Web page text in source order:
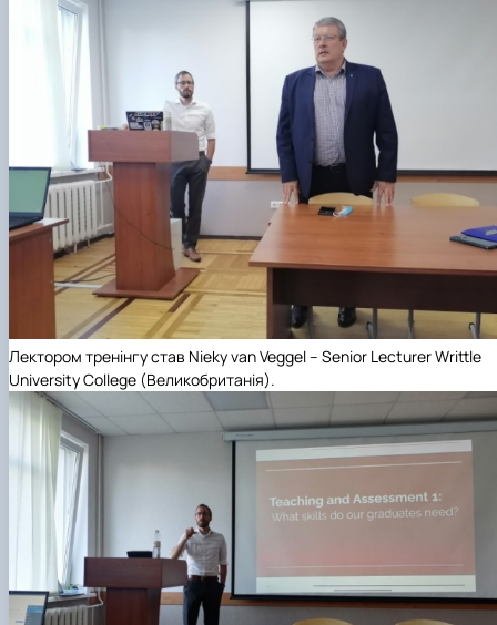
Лектором тренінгу став Nieky van Veggel – Senior Lecturer Writtle
University College (Великобританія).